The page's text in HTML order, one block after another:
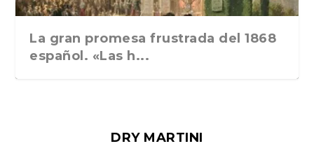
La gran promesa frustrada del 1868
español. «Las h...
DRY MARTINI